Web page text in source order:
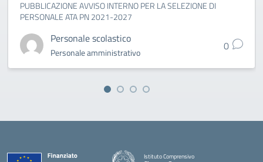
PUBBLICAZIONE AVVISO INTERNO PER LA SELEZIONE DI
PERSONALE ATA PN 2021-2027
Personale scolastico
Personale amministrativo 0
Istituto Comprensivo